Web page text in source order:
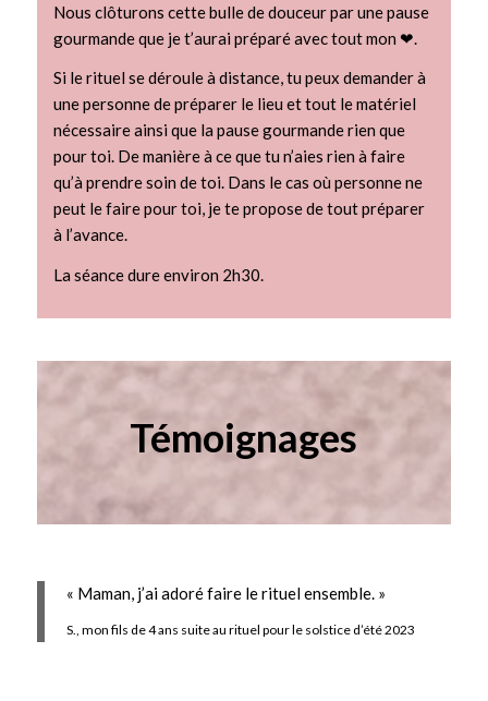
Nous clôturons cette bulle de douceur par une pause
gourmande que je t’aurai préparé avec tout mon ❤.
Si le rituel se déroule à distance, tu peux demander à
une personne de préparer le lieu et tout le matériel
nécessaire ainsi que la pause gourmande rien que
pour toi. De manière à ce que tu n’aies rien à faire
qu’à prendre soin de toi. Dans le cas où personne ne
peut le faire pour toi, je te propose de tout préparer
à l’avance.
La séance dure environ 2h30.
Témoignages
« Maman, j’ai adoré faire le rituel ensemble. »
S., mon fils de 4 ans suite au rituel pour le solstice d’été 2023